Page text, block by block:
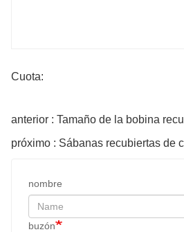
Cuota:
anterior : Tamaño de la bobina
próximo : Sábanas recubiertas de
nombre
buzón